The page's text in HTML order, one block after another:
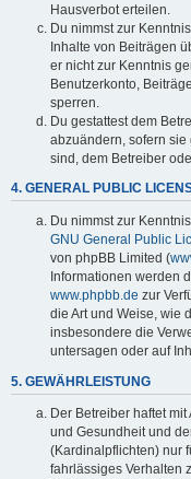
Hausverbot erteilen.
Du nimmst zur
Inhalte von Beiträgen
er nicht zur Kenntnis
Benutzerkonto,
sperren.
Du gestattest dem
abzuändern, sofern
sind, dem Betreiber
4. GENERAL PUBLIC
Du nimmst zur
GNU General Public
von phpBB Limited (
Informationen werden
www.phpbb.de zur
die Art und Weise, wie
insbesondere die
untersagen oder auf
5. GEWÄHRLEISTUNG
Der Betreiber haftet
und Gesundheit und
(Kardinalpflichten) nur
fahrlässiges Verhalten